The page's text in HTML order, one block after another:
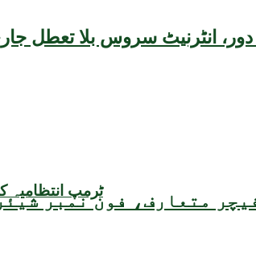
انٹرنیٹ سروس بلا تعطل
متعارف، فون نمبر
ٹرمپ انتظامیہ کی کٹوتیوں سے